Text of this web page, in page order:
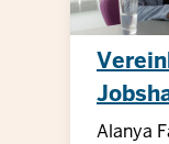
Alanya